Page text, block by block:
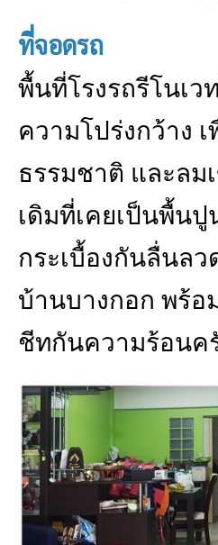
ที่จอดรถ
พื้นที่โรงรถรีโนเว
ความโปร่งกว้าง
ธรรมชาติ และลม
เดิมที่เคยเป็นพื้นปู
กระเบื้องกันลื่นลว
บ้านบางกอก พร้อ
ชีทกันความร้อนค